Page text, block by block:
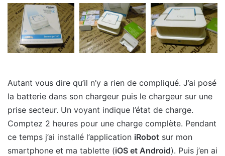
Autant vous dire qu’il n’y a rien de compliqué. J’ai posé
la batterie dans son chargeur puis le chargeur sur une
prise secteur. Un voyant indique l’état de charge.
Comptez 2 heures pour une charge complète. Pendant
ce temps j’ai installé l’application iRobot sur mon
smartphone et ma tablette (iOS et Android). Puis j’en ai